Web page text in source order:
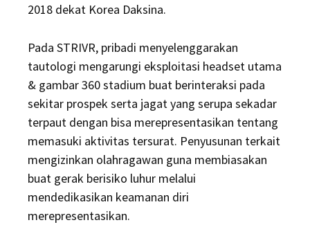
2018 dekat Korea Daksina.
Pada STRIVR, pribadi menyelenggarakan
tautologi mengarungi eksploitasi headset utama
& gambar 360 stadium buat berinteraksi pada
sekitar prospek serta jagat yang serupa sekadar
terpaut dengan bisa merepresentasikan tentang
memasuki aktivitas tersurat. Penyusunan terkait
mengizinkan olahragawan guna membiasakan
buat gerak berisiko luhur melalui
mendedikasikan keamanan diri
merepresentasikan.